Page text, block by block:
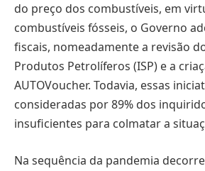
do preço dos combustíveis, em
combustíveis fósseis, o Governo
fiscais, nomeadamente a revisão
Produtos Petrolíferos (ISP) e a
AUTOVoucher. Todavia, essas
consideradas por 89% dos
insuficientes para colmatar a
Na sequência da pandemia